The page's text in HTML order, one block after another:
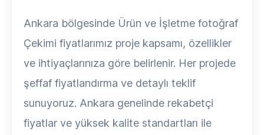
Ankara bölgesinde Ürün ve İşletme fotoğraf
Çekimi fiyatlarımız proje kapsamı, özellikler
ve ihtiyaçlarınıza göre belirlenir. Her projede
şeffaf fiyatlandırma ve detaylı teklif
sunuyoruz. Ankara genelinde rekabetçi
fiyatlar ve yüksek kalite standartları ile